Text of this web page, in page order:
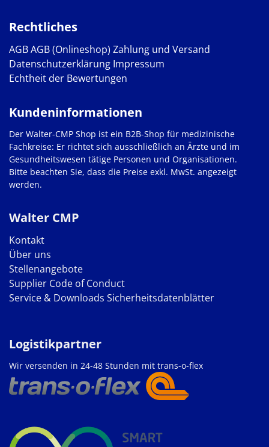
Rechtliches
AGBAGB (Onlineshop) Zahlung und Versand
Datenschutzerklärung Impressum
Echtheit der Bewertungen
Walter CMP
Kontakt
Über uns
Stellenangebote
Supplier Code of Conduct
Service & Downloads Sicherheitsdatenblätter
Kundeninformationen
Der Walter-CMP Shop ist ein B2B-Shop für medizinische
Fachkreise: Er richtet sich ausschließlich an Ärzte und im
Gesundheitswesen tätige Personen und Organisationen.
Bitte beachten Sie, dass die Preise exkl. MwSt. angezeigt
werden.
Logistikpartner
Wir versenden in 24-48 Stunden mit trans-o-flex